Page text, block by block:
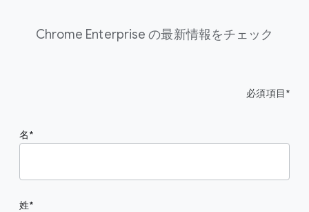
Chrome Enterprise の最新情報をチェック
必須項目*
名
姓